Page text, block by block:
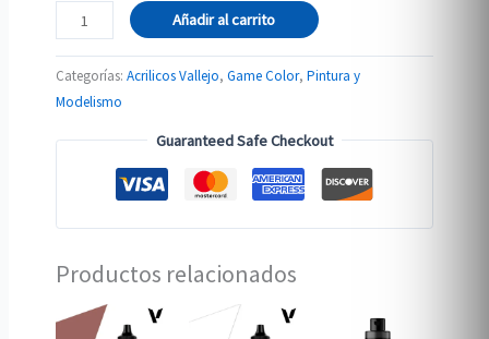
72.121
VERDE
ESPECTRAL
cantidad
Añadir al carrito
Categorías:Acrilicos Vallejo,Game Color,Pintura y
Modelismo
Guaranteed Safe Checkout
Productos relacionados